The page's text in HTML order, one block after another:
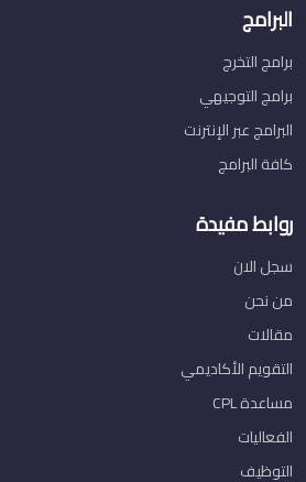
البرامج
برامج التخرج
برامج التوجيهي
البرامج عبر الإنترنت
كافة البرامج
روابط مفيدة
سجل الان
من نحن
مقالات
التقويم الأكاديمي
مساعدة CPL
الفعاليات
التوظيف